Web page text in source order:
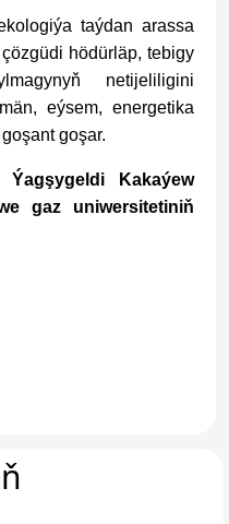
taýdan arassa
hödürläp, tebigy
netijeliligini
eýsem, energetika
goşar.
Ýagşygeldi Kakaýew
gaz uniwersitetiniň